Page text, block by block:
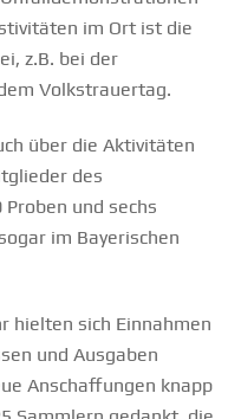
im Ort ist die
z.B. bei der
Volkstrauertag.
über die Aktivitäten
des
und sechs
im Bayerischen
hielten sich Einnahmen
und Ausgaben
Anschaffungen knapp